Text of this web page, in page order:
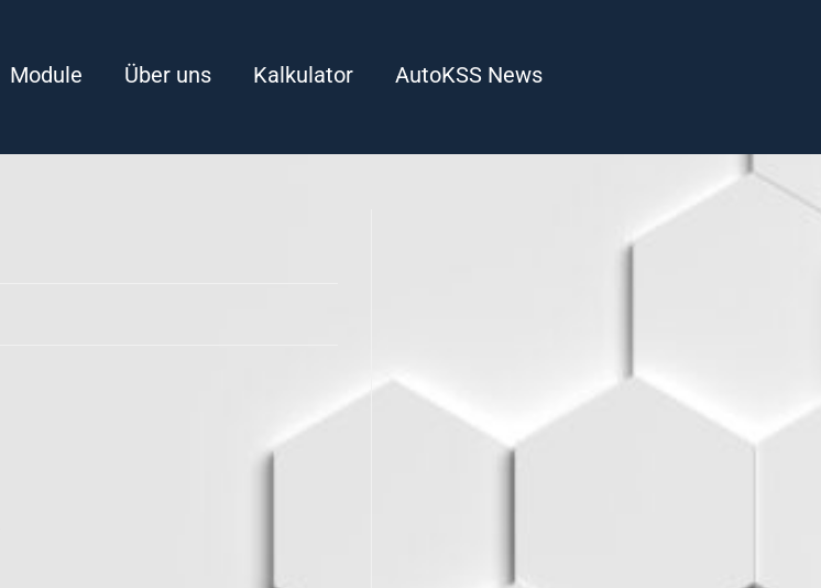
Module Über uns Kalkulator AutoKSS News